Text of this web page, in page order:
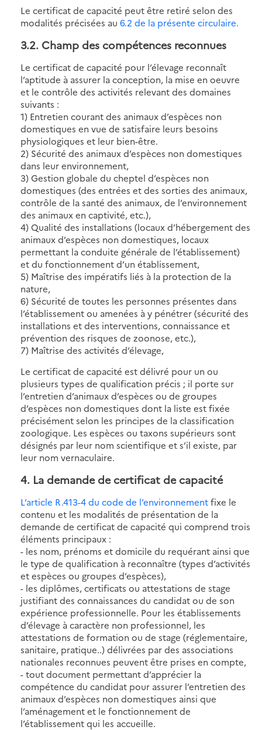
Le certificat de capacité peut être retiré selon des
modalités précisées au 6.2 de la présente circulaire.
3.2. Champ des compétences reconnues
Le certificat de capacité pour l’élevage reconnaît
l’aptitude à assurer la conception, la mise en oeuvre
et le contrôle des activités relevant des domaines
suivants :
1) Entretien courant des animaux d’espèces non
domestiques en vue de satisfaire leurs besoins
physiologiques et leur bien-être.
2) Sécurité des animaux d’espèces non domestiques
dans leur environnement,
3) Gestion globale du cheptel d’espèces non
domestiques (des entrées et des sorties des animaux,
contrôle de la santé des animaux, de l’environnement
des animaux en captivité, etc.),
4) Qualité des installations (locaux d’hébergement des
animaux d’espèces non domestiques, locaux
permettant la conduite générale de l’établissement)
et du fonctionnement d’un établissement,
5) Maîtrise des impératifs liés à la protection de la
nature,
6) Sécurité de toutes les personnes présentes dans
l’établissement ou amenées à y pénétrer (sécurité des
installations et des interventions, connaissance et
prévention des risques de zoonose, etc.),
7) Maîtrise des activités d’élevage,
Le certificat de capacité est délivré pour un ou
plusieurs types de qualification précis ; il porte sur
l’entretien d’animaux d’espèces ou de groupes
d’espèces non domestiques dont la liste est fixée
précisément selon les principes de la classification
zoologique. Les espèces ou taxons supérieurs sont
désignés par leur nom scientifique et s’il existe, par
leur nom vernaculaire.
4. La demande de certificat de capacité
L’article R.413-4 du code de l’environnementfixe le
contenu et les modalités de présentation de la
demande de certificat de capacité qui comprend trois
éléments principaux :
- les nom, prénoms et domicile du requérant ainsi que
le type de qualification à reconnaître (types d’activités
et espèces ou groupes d’espèces),
- les diplômes, certificats ou attestations de stage
justifiant des connaissances du candidat ou de son
expérience professionnelle. Pour les établissements
d’élevage à caractère non professionnel, les
attestations de formation ou de stage (réglementaire,
sanitaire, pratique..) délivrées par des associations
nationales reconnues peuvent être prises en compte,
- tout document permettant d’apprécier la
compétence du candidat pour assurer l’entretien des
animaux d’espèces non domestiques ainsi que
l’aménagement et le fonctionnement de
l’établissement qui les accueille.